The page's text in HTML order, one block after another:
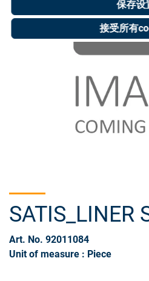
保存设
接受所有
SATIS_LINER
Art. No. 92011084
Unit of measure : Piece